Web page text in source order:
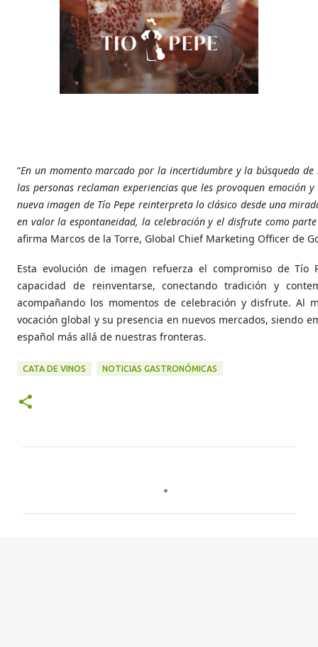
“En un momento marcado por la incertidumbre y la búsqueda de
las personas reclaman experiencias que les provoquen emoción
nueva imagen de Tío Pepe reinterpreta lo clásico desde una
en valor la espontaneidad, la celebración y el disfrute como
afirma Marcos de la Torre, Global Chief Marketing Officer de
Esta evolución de imagen refuerza el compromiso de Tío
capacidad de reinventarse, conectando tradición y
acompañando los momentos de celebración y disfrute. Al
vocación global y su presencia en nuevos mercados, siendo
español más allá de nuestras fronteras.
CATA DE VINOS NOTICIAS GASTRONÓMICAS